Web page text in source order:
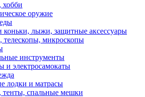
хобби
оружие
коньки, лыжи, защитные аксессуары
телескопы, микроскопы
инструменты
и электросамокаты
лодки и матрасы
тенты, спальные мешки